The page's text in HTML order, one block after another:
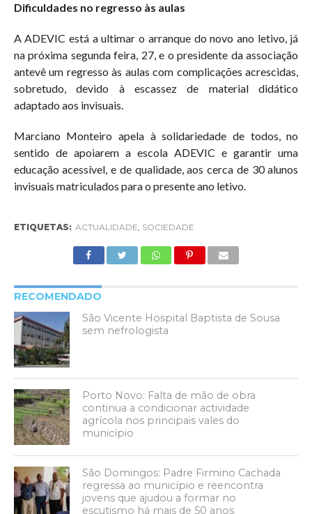
Dificuldades no regresso às aulas
A ADEVIC está a ultimar o arranque do novo ano letivo, já
na próxima segunda feira, 27, e o presidente da associação
antevê um regresso às aulas com complicações acrescidas,
sobretudo, devido à escassez de material didático
adaptado aos invisuais.
Marciano Monteiro apela à solidariedade de todos, no
sentido de apoiarem a escola ADEVIC e garantir uma
educação acessível, e de qualidade, aos cerca de 30 alunos
invisuais matriculados para o presente ano letivo.
ETIQUETAS: ACTUALIDADE, SOCIEDADE
RECOMENDADO
São Vicente Hospital Baptista de Sousa
sem nefrologista
Porto Novo: Falta de mão de obra
continua a condicionar actividade
agrícola nos principais vales do
município
São Domingos: Padre Firmino Cachada
regressa ao município e reencontra
jovens que ajudou a formar no
escutismo há mais de 50 anos